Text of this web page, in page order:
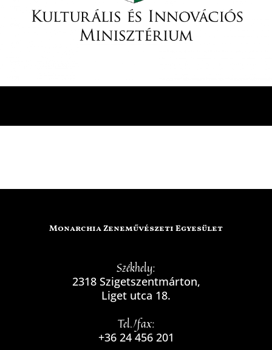
Monarchia Zeneművészeti Egyesület
Székhely:
2318 Szigetszentmárton,
Liget utca 18.
Tel./fax:
+36 24 456 201